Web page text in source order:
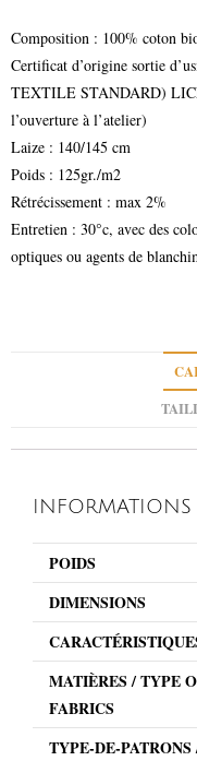
Composition : 100% coton
Certificat d’origine sortie
TEXTILE STANDARD)
l’ouverture à l’atelier)
Laize : 140/145 cm
Poids : 125gr./m2
Rétrécissement : max 2%
Entretien : 30°c, avec des
optiques ou agents de
INFORMATIONS
POIDS
DIMENSIONS
MATIÈRES / TYPE
FABRICS
TYPE-DE-PATRONS